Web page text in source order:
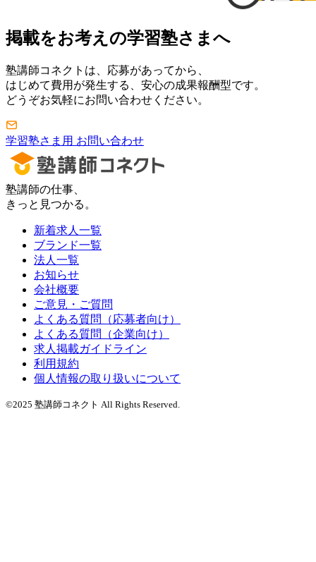
掲載をお考えの学習塾さまへ
塾講師コネクトは、応募があってから、
はじめて費用が発生する、安心の成果報酬型です。
どうぞお気軽にお問い合わせください。
学習塾さま用 お問い合わせ
塾講師の仕事、
きっと見つかる。
新着求人一覧
ブランド一覧
法人一覧
お知らせ
会社概要
ご意見・ご質問
よくある質問（応募者向け）
よくある質問（企業向け）
求人掲載ガイドライン
利用規約
個人情報の取り扱いについて
©2025 塾講師コネクト All Rights Reserved.